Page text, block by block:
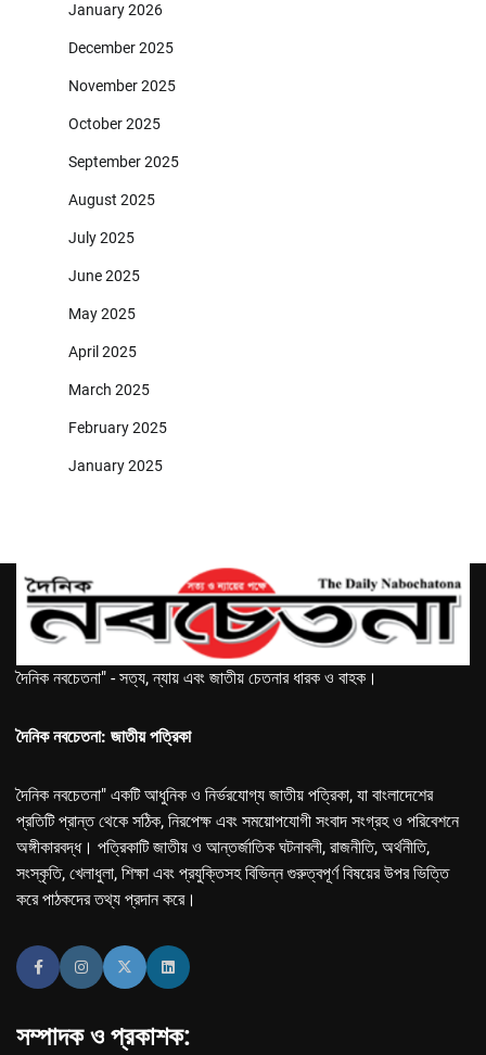
January 2026
December 2025
November 2025
October 2025
September 2025
August 2025
July 2025
June 2025
May 2025
April 2025
March 2025
February 2025
January 2025
দৈনিক নবচেতনা" - সত্য, ন্যায় এবং জাতীয় চেতনার ধারক ও বাহক।
দৈনিক নবচেতনা: জাতীয় পত্রিকা
দৈনিক নবচেতনা" একটি আধুনিক ও নির্ভরযোগ্য জাতীয় পত্রিকা, যা বাংলাদেশের
প্রতিটি প্রান্ত থেকে সঠিক, নিরপেক্ষ এবং সময়োপযোগী সংবাদ সংগ্রহ ও পরিবেশনে
অঙ্গীকারবদ্ধ। পত্রিকাটি জাতীয় ও আন্তর্জাতিক ঘটনাবলী, রাজনীতি, অর্থনীতি,
সংস্কৃতি, খেলাধুলা, শিক্ষা এবং প্রযুক্তিসহ বিভিন্ন গুরুত্বপূর্ণ বিষয়ের উপর ভিত্তি
করে পাঠকদের তথ্য প্রদান করে।
সম্পাদক ও প্রকাশক: